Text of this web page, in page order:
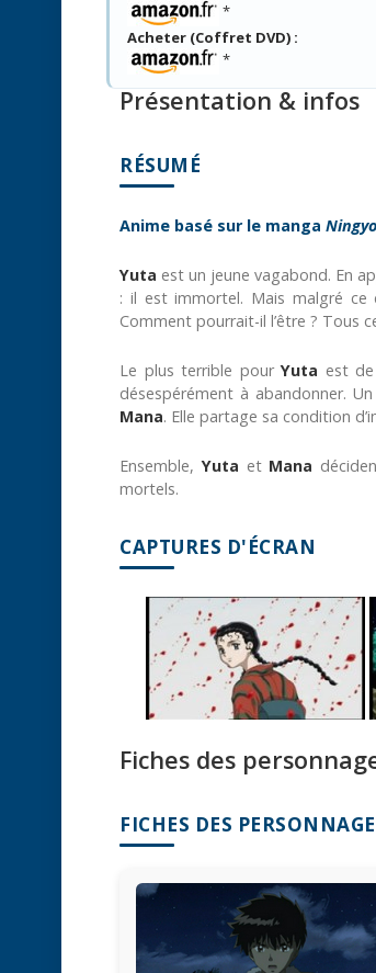
*
Acheter (Coffret DVD) :
*
Présentation & infos
RÉSUMÉ
Anime basé sur le manga
Yuta est un jeune vagabond. En
: il est immortel. Mais malgré ce
Comment pourrait-il l’être ? Tous
Le plus terrible pourYuta est
désespérément à abandonner.
Mana. Elle partage sa condition
Ensemble,Yuta et Mana
mortels.
CAPTURES D'ÉCRAN
Fiches des
FICHES DES